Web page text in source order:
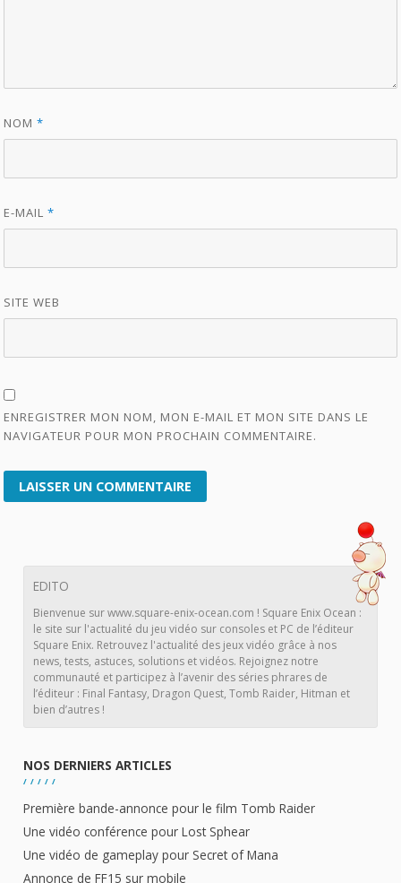
NOM*
E-MAIL*
SITE WEB
ENREGISTRER MON NOM, MON E-MAIL ET MON SITE DANS LE
NAVIGATEUR POUR MON PROCHAIN COMMENTAIRE.
EDITO
Bienvenue sur www.square-enix-ocean.com ! Square Enix Ocean :
le site sur l'actualité du jeu vidéo sur consoles et PC de l’éditeur
Square Enix. Retrouvez l'actualité des jeux vidéo grâce à nos
news, tests, astuces, solutions et vidéos. Rejoignez notre
communauté et participez à l’avenir des séries phrares de
l’éditeur : Final Fantasy, Dragon Quest, Tomb Raider, Hitman et
bien d’autres !
NOS DERNIERS ARTICLES
Première bande-annonce pour le film Tomb Raider
Une vidéo conférence pour Lost Sphear
Une vidéo de gameplay pour Secret of Mana
Annonce de FF15 sur mobile